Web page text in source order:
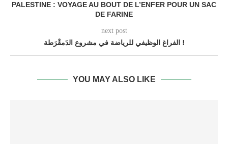
PALESTINE : VOYAGE AU BOUT DE L’ENFER POUR UN SAC
DE FARINE
next post
الفراغ الوظيفي للرياضة في مشروع الدَمقْرَطة !
YOU MAY ALSO LIKE